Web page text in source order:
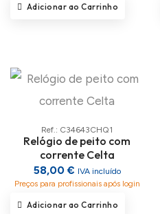
Adicionar ao Carrinho
Ref.: C34643CHQ1
Relógio de peito com
corrente Celta
58,00 € IVA incluído
Preços para profissionais após login
Adicionar ao Carrinho